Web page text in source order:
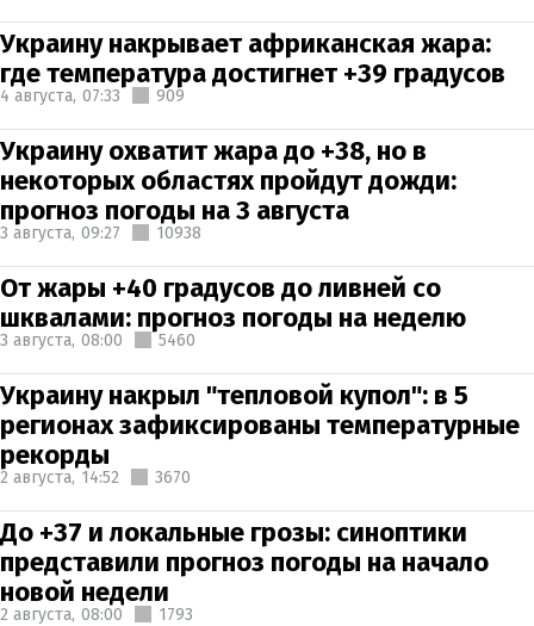
Украину накрывает африканская жара:
где температура достигнет +39 градусов
4 августа, 07:33 909
Украину охватит жара до +38, но в
некоторых областях пройдут дожди:
прогноз погоды на 3 августа
3 августа, 09:27 10938
От жары +40 градусов до ливней со
шквалами: прогноз погоды на неделю
3 августа, 08:00 5460
Украину накрыл "тепловой купол": в 5
регионах зафиксированы температурные
рекорды
2 августа, 14:52 3670
До +37 и локальные грозы: синоптики
представили прогноз погоды на начало
новой недели
2 августа, 08:00 1793